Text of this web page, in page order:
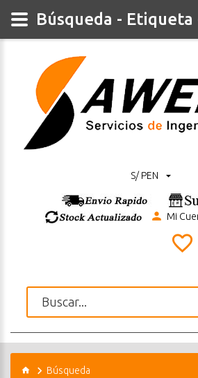
S/ PEN
Mi
Búsqueda
Búsqueda - Etiqueta